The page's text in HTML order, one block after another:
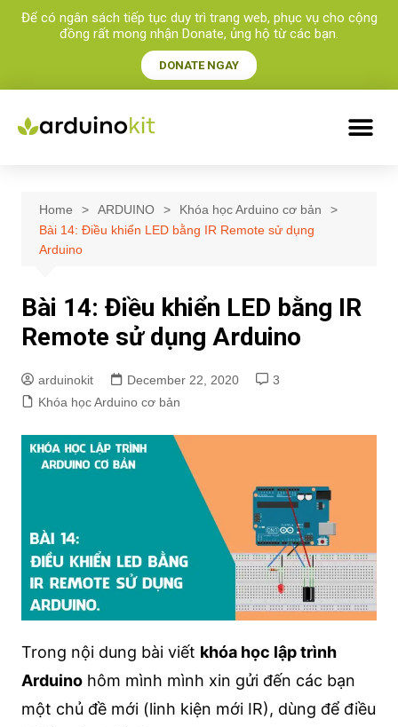
Để có ngân sách tiếp tục duy trì trang web, phục vụ cho cộng
đồng rất mong nhận Donate, ủng hộ từ các bạn.​
DONATE NGAY
Home ARDUINO
Khóa học Arduino cơ bản
Bài 14: Điều khiển LED bằng IR Remote sử dụng
Arduino
Bài 14: Điều khiển LED bằng IR
Remote sử dụng Arduino
arduinokit December 22, 2020
3
Khóa học Arduino cơ bản
Trong nội dung bài viết khóa học lập trình
Arduinohôm mình mình xin gửi đến các bạn
một chủ đề mới (linh kiện mới IR), dùng để điều